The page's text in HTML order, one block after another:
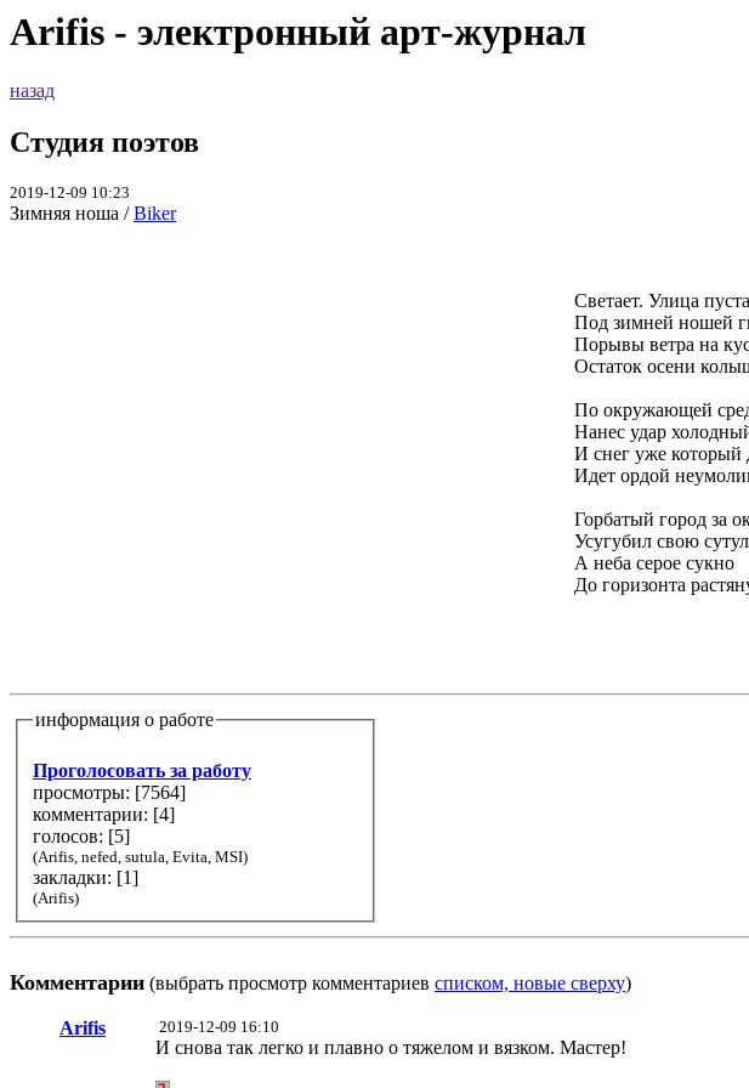
Arifis - электронный арт-журнал
назад
Студия поэтов
2019-12-09 10:23
Зимняя ноша /Biker
Светает. Улица
Под зимней ношей
Порывы ветра на
Остаток осени
По окружающей
Нанес удар
И снег уже который
Идет ордой
Горбатый город за
Усугубил свою
А неба серое сукно
До горизонта
информация о работе
Проголосовать за работу
просмотры: [7564]
комментарии: [4]
голосов: [5]
(Arifis, nefed, sutula, Evita, MSI)
закладки: [1]
(Arifis)
Комментарии (выбрать просмотр комментариев списком, новые сверху)
Arifis 2019-12-09 16:10
И снова так легко и плавно о тяжелом и вязком. Мастер!